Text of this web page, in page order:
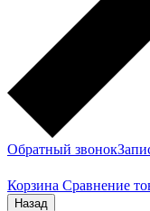
Обратный звонок
Корзина Сравнение
Назад